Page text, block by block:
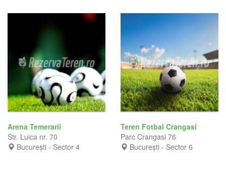
Arena Temerarii
Str. Luica nr. 70
București - Sector 4
Teren Fotbal Crangasi
Parc Crangasi 76
București - Sector 6